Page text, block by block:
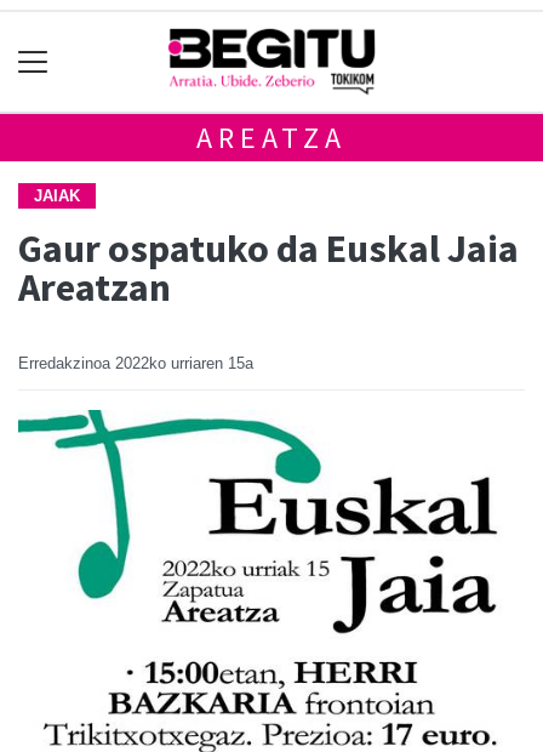
AREATZA
JAIAK
Gaur ospatuko da Euskal Jaia
Areatzan
Erredakzinoa 2022ko urriaren 15a